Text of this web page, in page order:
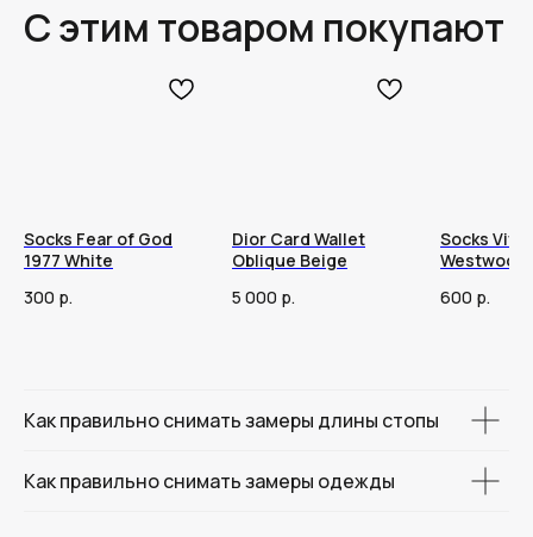
С этим товаром покупают
Socks Fear of God
1977 White
300 р.
Dior Card Wallet
Oblique Beige
5 000 р.
Socks
Westwood
600 р.
Как правильно снимать замеры длины стопы
Как правильно снимать замеры одежды